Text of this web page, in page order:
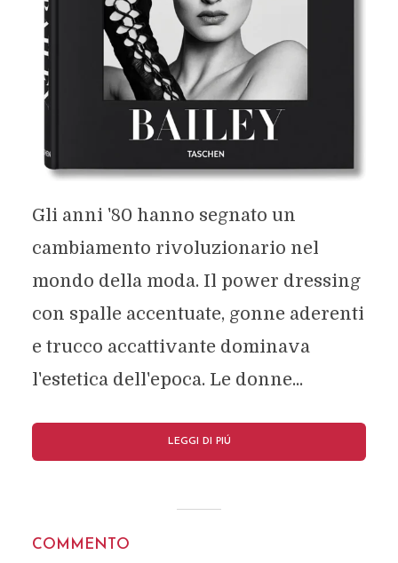
Gli anni '80 hanno segnato un
cambiamento rivoluzionario nel
mondo della moda. Il power dressing
con spalle accentuate, gonne aderenti
e trucco accattivante dominava
l'estetica dell'epoca. Le donne...
LEGGI DI PIÚ
COMMENTO